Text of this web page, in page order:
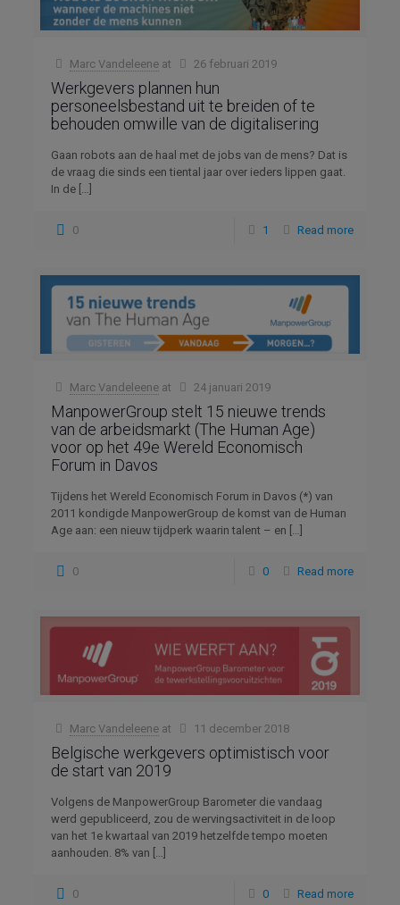
Marc Vandeleene at 26 februari 2019
Werkgevers plannen hun
personeelsbestand uit te breiden of te
behouden omwille van de digitalisering
Gaan robots aan de haal met de jobs van de mens? Dat is
de vraag die sinds een tiental jaar over ieders lippen gaat.
In de […]
0 1 Read more
Marc Vandeleene at 24 januari 2019
ManpowerGroup stelt 15 nieuwe trends
van de arbeidsmarkt (The Human Age)
voor op het 49e Wereld Economisch
Forum in Davos
Tijdens het Wereld Economisch Forum in Davos (*) van
2011 kondigde ManpowerGroup de komst van de Human
Age aan: een nieuw tijdperk waarin talent – en
0 0 Read more
Marc Vandeleene at 11 december 2018
Belgische werkgevers optimistisch voor
de start van 2019
Volgens de ManpowerGroup Barometer die vandaag
werd gepubliceerd, zou de wervingsactiviteit in de loop
van het 1e kwartaal van 2019 hetzelfde tempo moeten
aanhouden. 8% van […]
0 0 Read more